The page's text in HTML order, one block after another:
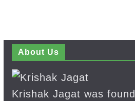
About Us
Krishak Jagat was